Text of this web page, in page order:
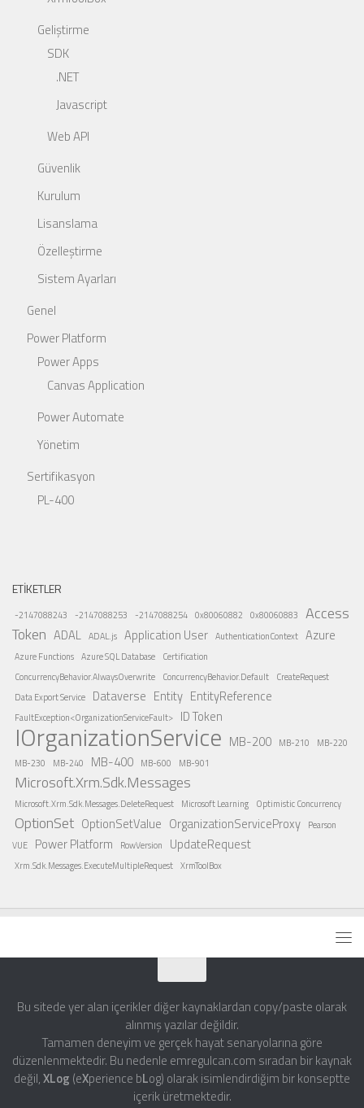
Geliştirme
SDK
.NET
Javascript
Web API
Güvenlik
Kurulum
Lisanslama
Özelleştirme
Sistem Ayarları
Genel
Power Platform
Power Apps
Canvas Application
Power Automate
Yönetim
Sertifikasyon
PL-400
ETIKETLER
-2147088243 -2147088253 -2147088254 0x80060882 0x80060883
Access
Token ADAL ADAL.js Application User AuthenticationContext Azure
Azure Functions Azure SQL Database
Certification
ConcurrencyBehavior.AlwaysOverwrite
ConcurrencyBehavior.Default
CreateRequest
Data Export Service
Dataverse Entity EntityReference
FaultException<OrganizationServiceFault> ID Token
IOrganizationService MB-200 MB-210
MB-220
MB-230
MB-240 MB-400 MB-600 MB-901
Microsoft.Xrm.Sdk.Messages
Microsoft.Xrm.Sdk.Messages.DeleteRequest Microsoft Learning Optimistic Concurrency
OptionSet OptionSetValue OrganizationServiceProxy
Pearson
VUE
Power Platform RowVersion UpdateRequest
Xrm.Sdk.Messages.ExecuteMultipleRequest XrmToolBox
Bu sitede yer alan içerikler diğer kaynaklardan copy/paste olarak
alınmış yazılar değildir.
Tamamen deneyim ve gerçek hayat senaryolarına göre
düzenlenmektedir. Bu nedenle emregulcan.com sıradan bir kaynak
değil,XLog (eXperience bLog) olarak isimlendirdiğim bir konseptte
içerik üretmektedir.